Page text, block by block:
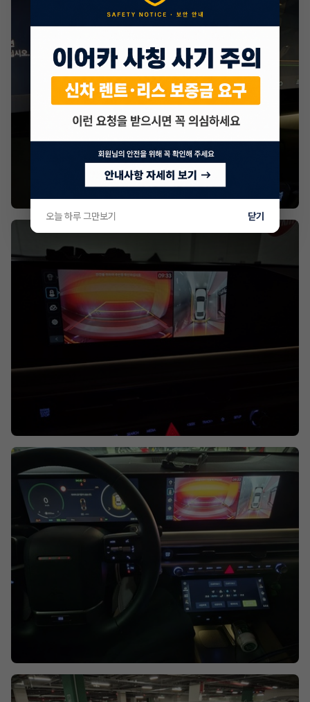
오늘 하루 그만보기 닫기